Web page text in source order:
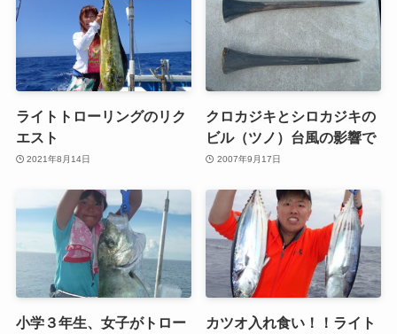
ライトトローリングのリク
エスト
2021年8月14日
クロカジキとシロカジキの
ビル（ツノ）台風の影響で
2007年9月17日
小学３年生、女子がトロー
カツオ入れ食い！！ライト